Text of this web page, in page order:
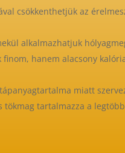
csökkenthetjük az
alkalmazhatjuk
finom, hanem alacsony
miatt
tökmag tartalmazza a